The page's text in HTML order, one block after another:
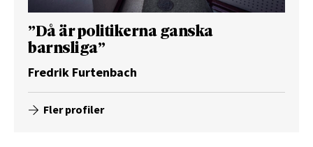
”Då är politikerna ganska
barnsliga”
Fredrik Furtenbach
Fler profiler